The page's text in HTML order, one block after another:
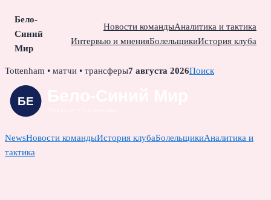
Бело-
Синий
Мир
Новости командыАналитика и тактика
Интервью и мненияБолельщикиИстория клуба
Skip
content
Tottenham • матчи • трансферы7 августа 2026Поиск
NewsНовости командыИстория клубаБолельщикиАналитика и
тактика